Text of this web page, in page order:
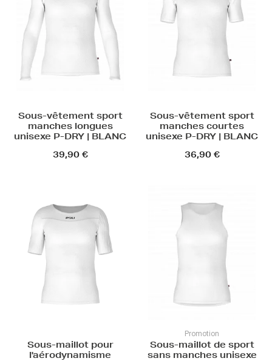
Sous-vêtement sport
manches longues
unisexe P-DRY | BLANC
39,90 €
Sous-vêtement sport
manches courtes
unisexe P-DRY | BLANC
36,90 €
Sous-maillot pour
l'aérodynamisme
Promotion
Sous-maillot de sport
sans manches unisexe